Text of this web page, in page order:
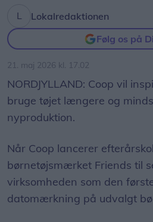
Lokalredaktionen
Følg os på
21. maj 2026 kl. 17.02
NORDJYLLAND: Coop vil
bruge tøjet længere og
nyproduktion.
Når Coop lancerer
børnetøjsmærket Friends til
virksomheden som den
datomærkning på udvalgt